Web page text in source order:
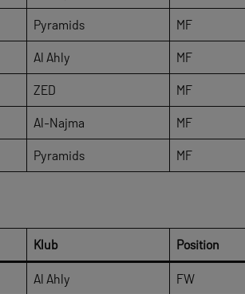
Pyramids MF
Al Ahly MF
ZED MF
Al-Najma MF
Pyramids MF
Klub Position
Al Ahly FW